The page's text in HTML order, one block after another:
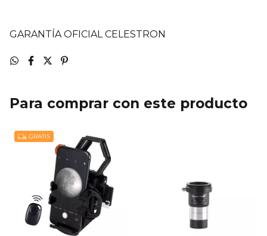
GARANTÍA OFICIAL CELESTRON
Para comprar con este producto
GRATIS